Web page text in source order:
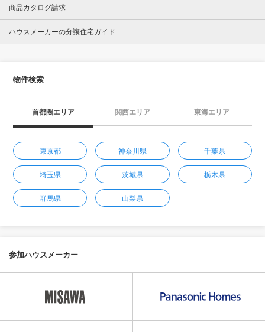
商品カタログ請求
ハウスメーカーの分譲住宅ガイド
物件検索
首都圏エリア 関西エリア 東海エリア
東京都 神奈川県 千葉県
埼玉県 茨城県 栃木県
群馬県 山梨県
参加ハウスメーカー